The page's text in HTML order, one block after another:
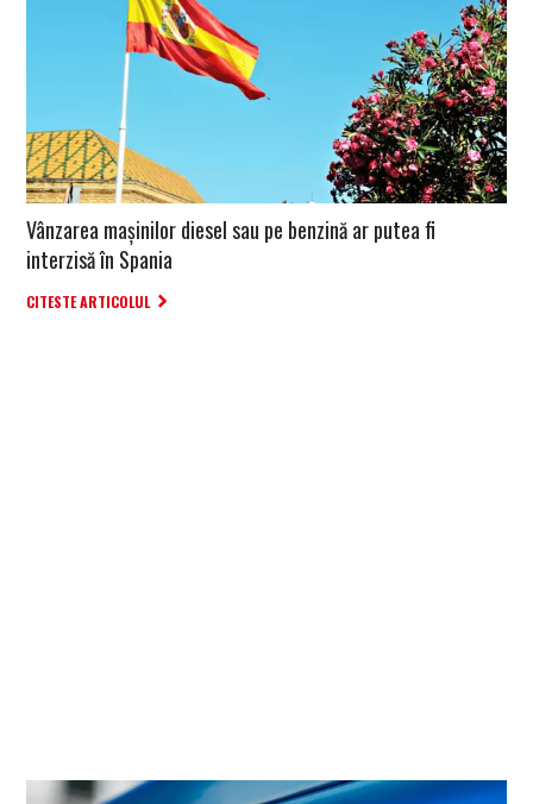
Vânzarea mașinilor diesel sau pe benzină ar putea fi
interzisă în Spania
CITESTE ARTICOLUL